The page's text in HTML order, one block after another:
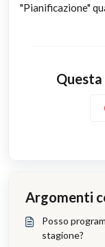
"Pianificazione"
Argomenti
Posso
stagione?